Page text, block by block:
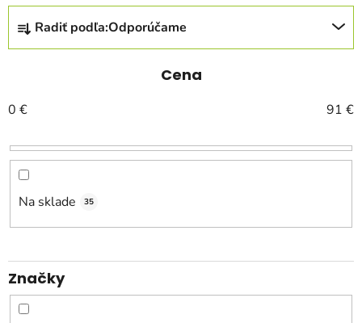
R
a
d
n
i
e
p
o
d
k
t
o
Radiť podľa:Odporúčame
Cena
0 € 91 €
Na sklade 35
Značky